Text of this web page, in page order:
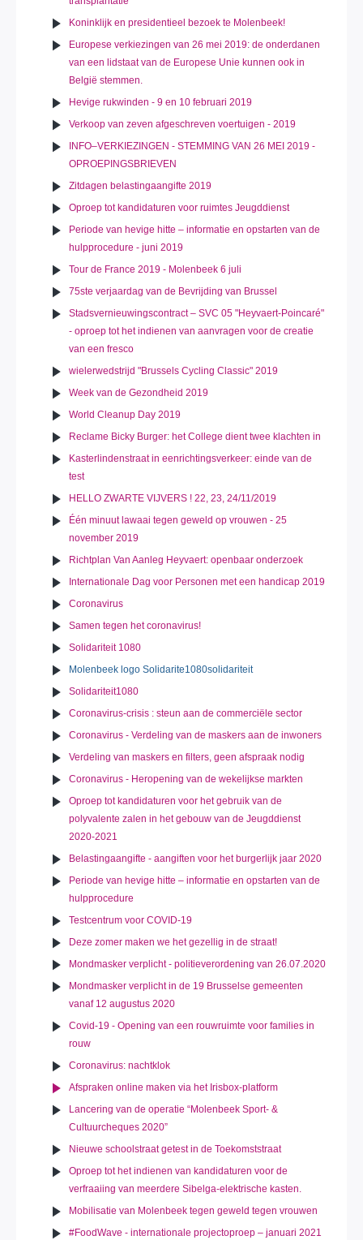
Koninklijk en presidentieel bezoek te Molenbeek!
Europese verkiezingen van 26 mei 2019: de onderdanen
van een lidstaat van de Europese Unie kunnen ook in
België stemmen.
Hevige rukwinden - 9 en 10 februari 2019
Verkoop van zeven afgeschreven voertuigen - 2019
INFO–VERKIEZINGEN - STEMMING VAN 26 MEI 2019 -
OPROEPINGSBRIEVEN
Zitdagen belastingaangifte 2019
Oproep tot kandidaturen voor ruimtes Jeugddienst
Periode van hevige hitte – informatie en opstarten van de
hulpprocedure - juni 2019
Tour de France 2019 - Molenbeek 6 juli
75ste verjaardag van de Bevrijding van Brussel
Stadsvernieuwingscontract – SVC 05 "Heyvaert-Poincaré"
- oproep tot het indienen van aanvragen voor de creatie
van een fresco
wielerwedstrijd "Brussels Cycling Classic" 2019
Week van de Gezondheid 2019
World Cleanup Day 2019
Reclame Bicky Burger: het College dient twee klachten in
Kasterlindenstraat in eenrichtingsverkeer: einde van de
test
HELLO ZWARTE VIJVERS ! 22, 23, 24/11/2019
Één minuut lawaai tegen geweld op vrouwen - 25
november 2019
Richtplan Van Aanleg Heyvaert: openbaar onderzoek
Internationale Dag voor Personen met een handicap 2019
Coronavirus
Samen tegen het coronavirus!
Solidariteit 1080
Molenbeek logo Solidarite1080solidariteit
Solidariteit1080
Coronavirus-crisis : steun aan de commerciële sector
Coronavirus - Verdeling van de maskers aan de inwoners
Verdeling van maskers en filters, geen afspraak nodig
Coronavirus - Heropening van de wekelijkse markten
Oproep tot kandidaturen voor het gebruik van de
polyvalente zalen in het gebouw van de Jeugddienst
2020-2021
Belastingaangifte - aangiften voor het burgerlijk jaar 2020
Periode van hevige hitte – informatie en opstarten van de
hulpprocedure
Testcentrum voor COVID-19
Deze zomer maken we het gezellig in de straat!
Mondmasker verplicht - politieverordening van 26.07.2020
Mondmasker verplicht in de 19 Brusselse gemeenten
vanaf 12 augustus 2020
Covid-19 - Opening van een rouwruimte voor families in
rouw
Coronavirus: nachtklok
Afspraken online maken via het Irisbox-platform
Lancering van de operatie “Molenbeek Sport- &
Cultuurcheques 2020”
Nieuwe schoolstraat getest in de Toekomststraat
Oproep tot het indienen van kandidaturen voor de
verfraaiing van meerdere Sibelga-elektrische kasten.
Mobilisatie van Molenbeek tegen geweld tegen vrouwen
#FoodWave - internationale projectoproep – januari 2021